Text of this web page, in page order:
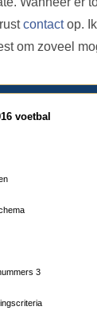
contactop. Ik
om zoveel
voetbal
3